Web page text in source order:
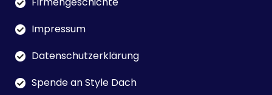
Impressum
Datenschutzerklärung
Spende an Style Dach